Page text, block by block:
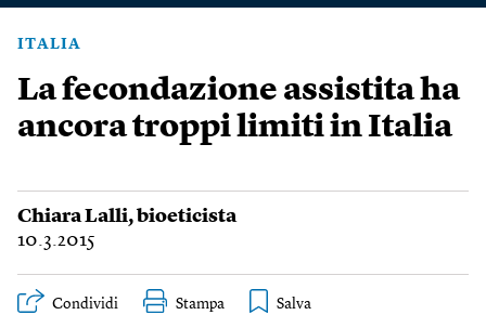
ITALIA
La fecondazione assistita ha
ancora troppi limiti in Italia
Chiara Lalli, bioeticista
10.3.2015
Condividi Stampa